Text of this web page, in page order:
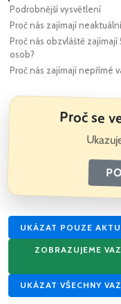
Podrobnější vysvětlení
Proč nás zajímají
Proč nás obzvláště
osob?
Proč nás zajímají nepřímé
Proč se
UKÁZAT POUZE
ZOBRAZUJEME
UKÁZAT VŠECHNY